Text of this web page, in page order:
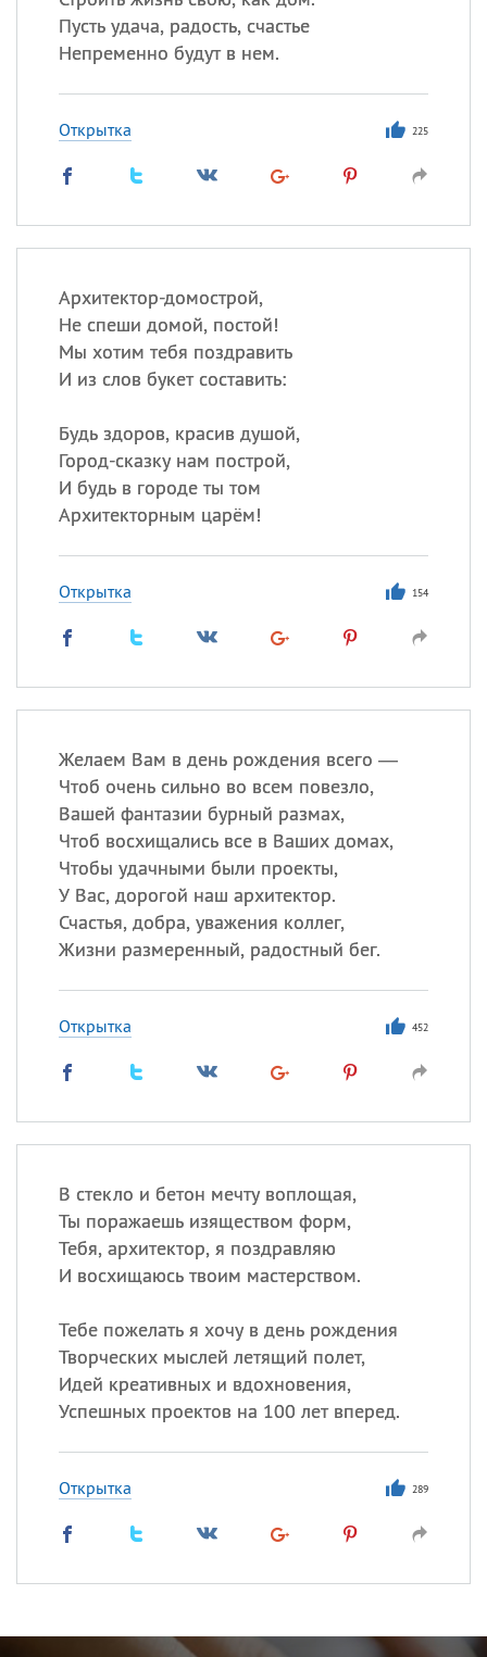
Пусть удача, радость, счастье
Непременно будут в нем.
Открытка 225
Архитектор-домострой,
Не спеши домой, постой!
Мы хотим тебя поздравить
И из слов букет составить:
Будь здоров, красив душой,
Город-сказку нам построй,
И будь в городе ты том
Архитекторным царём!
Открытка 154
Желаем Вам в день рождения всего —
Чтоб очень сильно во всем повезло,
Вашей фантазии бурный размах,
Чтоб восхищались все в Ваших домах,
Чтобы удачными были проекты,
У Вас, дорогой наш архитектор.
Счастья, добра, уважения коллег,
Жизни размеренный, радостный бег.
Открытка 452
В стекло и бетон мечту воплощая,
Ты поражаешь изяществом форм,
Тебя, архитектор, я поздравляю
И восхищаюсь твоим мастерством.
Тебе пожелать я хочу в день рождения
Творческих мыслей летящий полет,
Идей креативных и вдохновения,
Успешных проектов на 100 лет вперед.
Открытка 289